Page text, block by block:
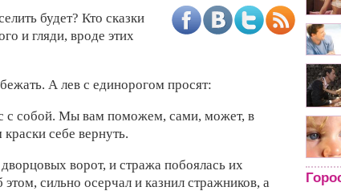
будет? Кто сказки
и гляди, вроде этих
А лев с единорогом просят:
с собой. Мы вам поможем, сами, может, в
краски себе вернуть.
дворцовых ворот, и стража побоялась их
этом, сильно осерчал и казнил стражников, а